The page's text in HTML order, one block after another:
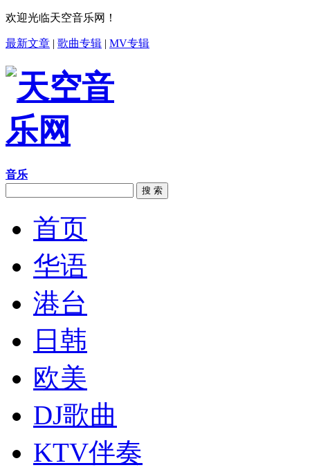
欢迎光临天空音乐网！
最新文章 | 歌曲专辑 | MV专辑
音乐
搜 索
首页
华语
港台
日韩
欧美
DJ歌曲
KTV伴奏